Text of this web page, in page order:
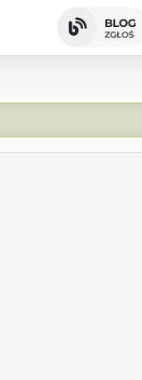
BLOG
ZGŁOŚ